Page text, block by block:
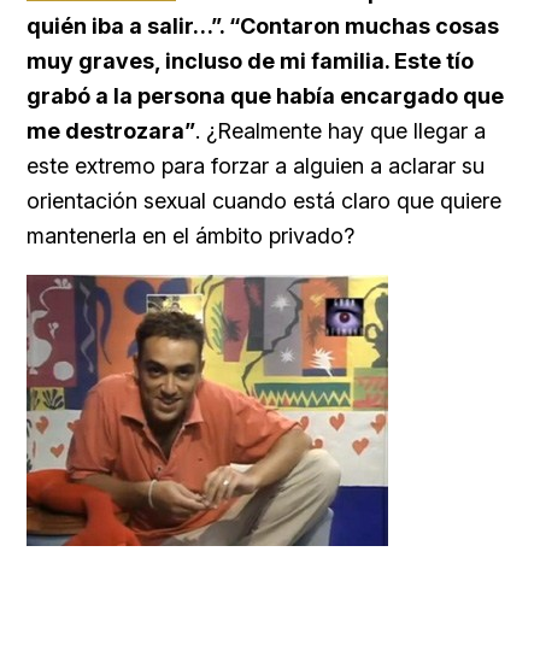
quién iba a salir…”. “Contaron muchas cosas
muy graves, incluso de mi familia. Este tío
grabó a la persona que había encargado que
me destrozara”. ¿Realmente hay que llegar a
este extremo para forzar a alguien a aclarar su
orientación sexual cuando está claro que quiere
mantenerla en el ámbito privado?